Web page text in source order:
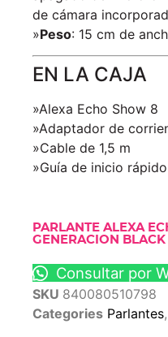
de cámara
»Peso: 15 cm de
EN LA CAJA
»Alexa Echo Show 8
»Adaptador de
»Cable de 1,5 m
»Guía de inicio rápido
PARLANTE ALEXA
GENERACION BLACK
Consultar por
SKU 840080510798
Categories Parlantes,